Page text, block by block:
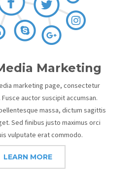
Marketing
marketing page, consectetur
auctor suscipit accumsan.
massa, dictum sagittis
Sed finibus justo maximus orci
vulputate erat commodo.
LEARN MORE